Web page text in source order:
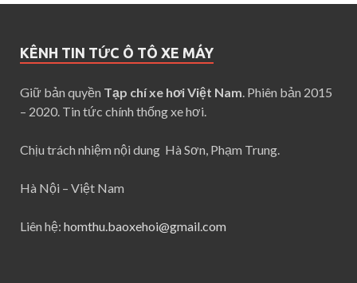
KÊNH TIN TỨC Ô TÔ XE MÁY
Giữ bản quyền Tạp chí xe hơi Việt Nam . Phiên bản 2015
– 2020. Tin tức chính thống xe hơi.
Chịu trách nhiệm nội dung Hà Sơn, Phạm Trung.
Hà Nội – Việt Nam
Liên hệ: homthu.baoxehoi@gmail.com